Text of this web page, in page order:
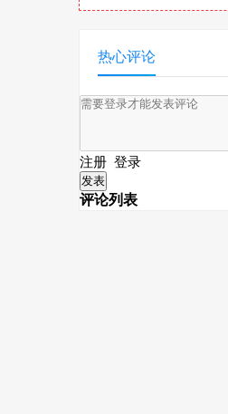
热心评论
注册 登录
评论列表